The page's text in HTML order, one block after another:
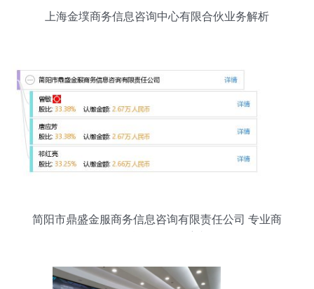
上海金墣商务信息咨询中心有限合伙业务解析
简阳市鼎盛金服商务信息咨询有限责任公司 专业商